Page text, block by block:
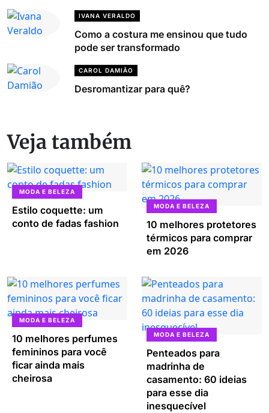
IVANA VERALDO
Como a costura me ensinou que tudo
pode ser transformado
CAROL DAMIÃO
Desromantizar para quê?
Veja também
MODA E BELEZA
Estilo coquette: um
conto de fadas fashion
MODA E BELEZA
10 melhores protetores
térmicos para comprar
em 2026
MODA E BELEZA
10 melhores perfumes
femininos para você
ficar ainda mais
cheirosa
MODA E BELEZA
Penteados para
madrinha de
casamento: 60 ideias
para esse dia
inesquecível